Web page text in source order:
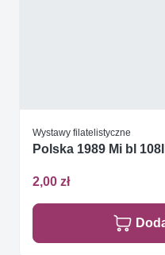
Wystawy filatelistyczne
Polska 1989 Mi bl
2,00 zł